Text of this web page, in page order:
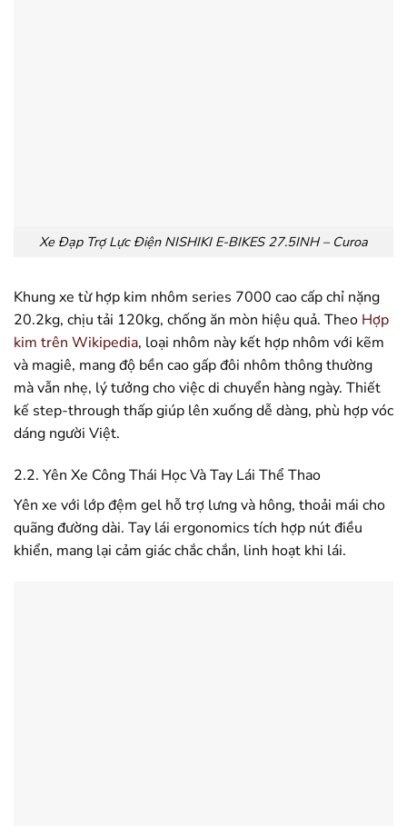
Xe Đạp Trợ Lực Điện NISHIKI E-BIKES 27.5INH – Curoa
Khung xe từ hợp kim nhôm series 7000 cao cấp chỉ nặng
20.2kg, chịu tải 120kg, chống ăn mòn hiệu quả. Theo Hợp
kim trên Wikipedia, loại nhôm này kết hợp nhôm với kẽm
và magiê, mang độ bền cao gấp đôi nhôm thông thường
mà vẫn nhẹ, lý tưởng cho việc di chuyển hàng ngày. Thiết
kế step-through thấp giúp lên xuống dễ dàng, phù hợp vóc
dáng người Việt.
2.2. Yên Xe Công Thái Học Và Tay Lái Thể Thao
Yên xe với lớp đệm gel hỗ trợ lưng và hông, thoải mái cho
quãng đường dài. Tay lái ergonomics tích hợp nút điều
khiển, mang lại cảm giác chắc chắn, linh hoạt khi lái.